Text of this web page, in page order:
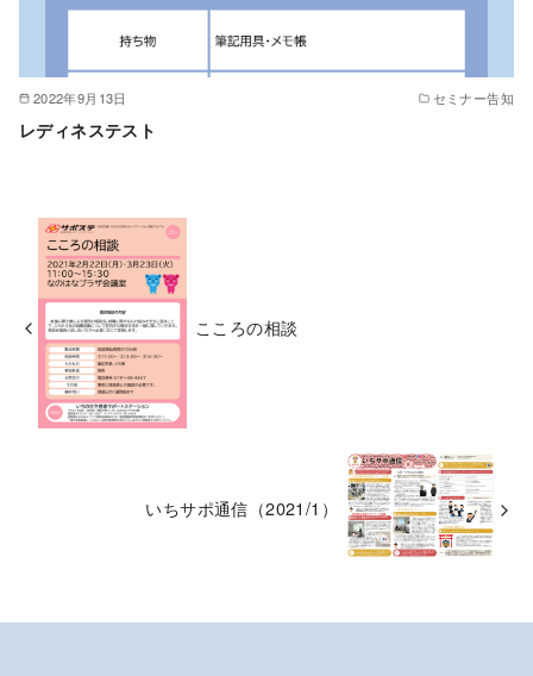
2022年9月13日 セミナー告知
レディネステスト
こころの相談
いちサポ通信（2021/1）